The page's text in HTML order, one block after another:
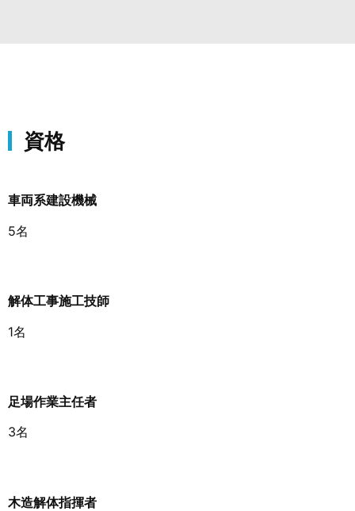
資格
車両系建設機械
5名
解体工事施工技師
1名
足場作業主任者
3名
木造解体指揮者